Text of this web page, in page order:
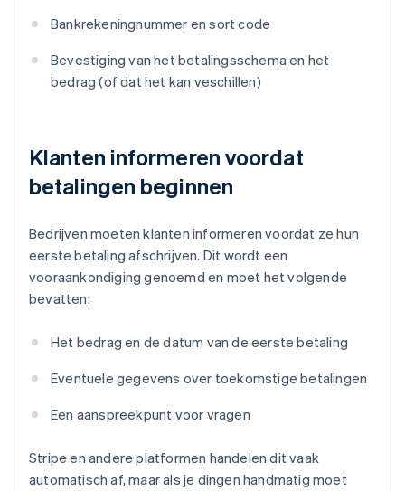
Bankrekeningnummer en sort code
Bevestiging van het betalingsschema en het
bedrag (of dat het kan veschillen)
Klanten informeren voordat
betalingen beginnen
Bedrijven moeten klanten informeren voordat ze hun
eerste betaling afschrijven. Dit wordt een
vooraankondiging genoemd en moet het volgende
bevatten:
Het bedrag en de datum van de eerste betaling
Eventuele gegevens over toekomstige betalingen
Een aanspreekpunt voor vragen
Stripe en andere platformen handelen dit vaak
automatisch af, maar als je dingen handmatig moet